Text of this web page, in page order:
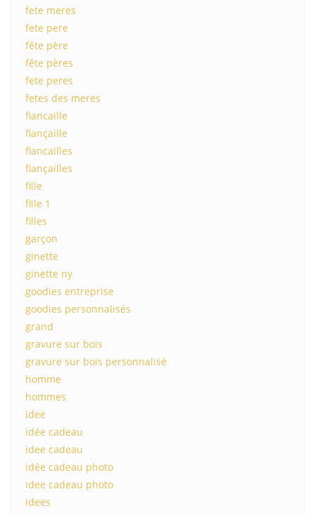
fete meres
fete pere
fête père
fête pères
fete peres
fetes des meres
fiancaille
fiançaille
fiancailles
fiançailles
fille
fille 1
filles
garçon
ginette
ginette ny
goodies entreprise
goodies personnalisés
grand
gravure sur bois
gravure sur bois personnalisé
homme
hommes
idee
idée cadeau
idee cadeau
idée cadeau photo
idee cadeau photo
idees